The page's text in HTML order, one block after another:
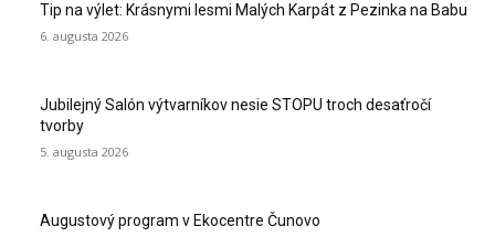
Tip na výlet: Krásnymi lesmi Malých Karpát z Pezinka na Babu
6. augusta 2026
Jubilejný Salón výtvarníkov nesie STOPU troch desaťročí
tvorby
5. augusta 2026
Augustový program v Ekocentre Čunovo